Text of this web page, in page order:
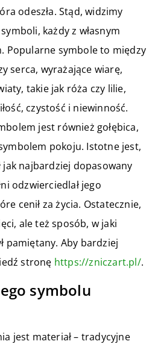
odeszła. Stąd, widzimy
każdy z własnym
Popularne symbole to między
serca, wyrażające wiarę,
takie jak róża czy lilie,
czystość i niewinność.
jest również gołębica,
pokoju. Istotne jest,
jak najbardziej dopasowany
odzwierciedlał jego
cenił za życia. Ostatecznie,
ale też sposób, w jaki
pamiętany. Aby bardziej
stronę https://zniczart.pl/.
symbolu
jest materiał – tradycyjne